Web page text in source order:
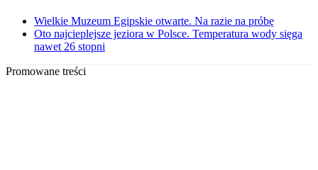
Wielkie Muzeum Egipskie otwarte. Na razie na próbę
Oto najcieplejsze jeziora w Polsce. Temperatura wody sięga
nawet 26 stopni
Promowane treści